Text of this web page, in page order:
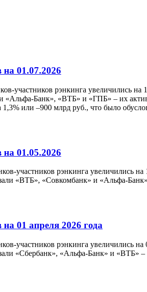
01.07.2026
участников рэнкинга увеличились
Банк», «ВТБ» и «ГПБ» – их
или –900 млрд руб., что было
01.05.2026
участников рэнкинга увеличились
«ВТБ», «Совкомбанк» и «Альфа-
01 апреля 2026 года
участников рэнкинга увеличились
«Сбербанк», «Альфа-Банк» и «ВТБ»